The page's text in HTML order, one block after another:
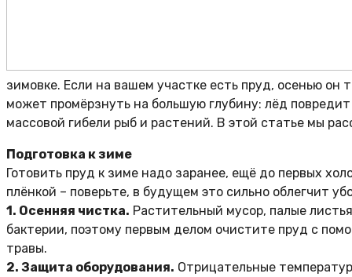
зимовке. Если на вашем участке есть пруд, осенью
может промёрзнуть на большую глубину: лёд
массовой гибели рыб и растений. В этой статье мы
Подготовка к зиме
Готовить пруд к зиме надо заранее, ещё до первых
плёнкой – поверьте, в будущем это сильно облегчит
1. Осенняя чистка. Растительный мусор, палые
бактерии, поэтому первым делом очистите пруд с
травы.
2. Защита оборудования. Отрицательные